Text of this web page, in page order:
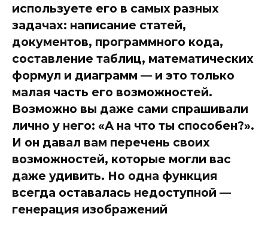
используете его в самых разных
задачах: написание статей,
документов, программного кода,
составление таблиц, математических
формул и диаграмм — и это только
малая часть его возможностей.
Возможно вы даже сами спрашивали
лично у него: «А на что ты способен?».
И он давал вам перечень своих
возможностей, которые могли вас
даже удивить. Но одна функция
всегда оставалась недоступной —
генерация изображений